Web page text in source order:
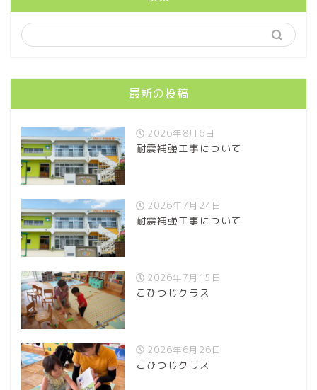
最新の投稿
2026年8月6日
耐震補強工事について
2026年7月24日
耐震補強工事について
2026年7月15日
こひつじクラス
2026年6月26日
こひつじクラス